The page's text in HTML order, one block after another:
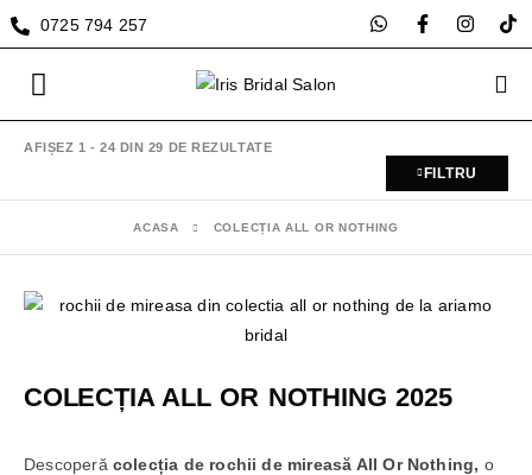
0725 794 257
AFIȘEZ 1 - 24 DIN 29 DE REZULTATE
FILTRU
ACASA COLECȚIA ALL OR NOTHING
COLECȚIA ALL OR NOTHING 2025
Descoperă colecția de rochii de mireasă All Or Nothing, o